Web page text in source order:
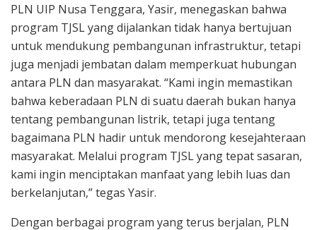
PLN UIP Nusa Tenggara, Yasir, menegaskan bahwa
program TJSL yang dijalankan tidak hanya bertujuan
untuk mendukung pembangunan infrastruktur, tetapi
juga menjadi jembatan dalam memperkuat hubungan
antara PLN dan masyarakat. “Kami ingin memastikan
bahwa keberadaan PLN di suatu daerah bukan hanya
tentang pembangunan listrik, tetapi juga tentang
bagaimana PLN hadir untuk mendorong kesejahteraan
masyarakat. Melalui program TJSL yang tepat sasaran,
kami ingin menciptakan manfaat yang lebih luas dan
berkelanjutan,” tegas Yasir.
Dengan berbagai program yang terus berjalan, PLN